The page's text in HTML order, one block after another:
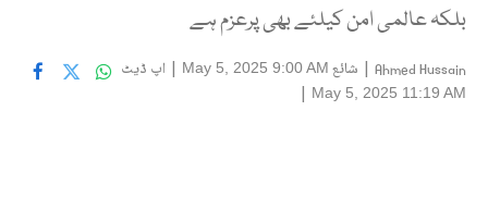
بلکہ عالمی امن کیلئے بھی پرعزم ہے
Ahmed Hussain
| شائع May 5, 2025 9:00 AM
| اپ ڈیٹ
May 5, 2025 11:19 AM
|